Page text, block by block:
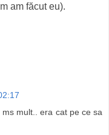
am făcut eu).
mult.. era cat pe ce sa